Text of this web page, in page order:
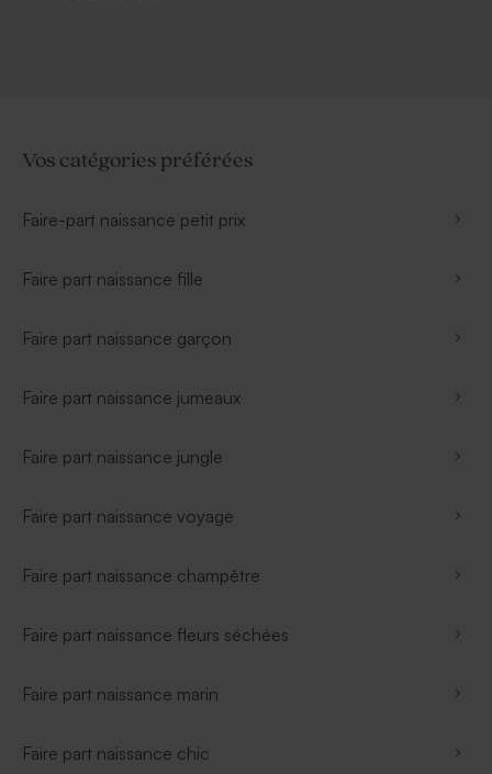
Vos catégories préférées
Faire-part naissance petit prix
Faire part naissance fille
Faire part naissance garçon
Faire part naissance jumeaux
Faire part naissance jungle
Faire part naissance voyage
Faire part naissance champêtre
Faire part naissance fleurs séchées
Faire part naissance marin
Faire part naissance chic